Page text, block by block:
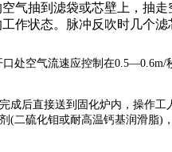
气抽到滤袋或芯壁上，抽
作状态。脉冲反吹时几个
处空气流速应控制在0.5—0.6m/
后直接送到固化炉内，操作
硫化钼或耐高温钙基润滑脂)